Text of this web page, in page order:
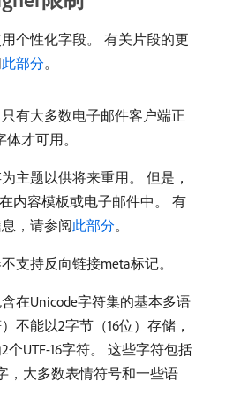
个性化字段。 有关片段的更
此部分。
有大多数电子邮件客户端正
才可用。
主题以供将来重用。 但是，
内容模板或电子邮件中。 有
，请参阅此部分。
支持反向链接meta标记。
在Unicode字符集的基本多语
不能以2字节（16位）存储，
个UTF-16字符。 这些字符包括
，大多数表情符号和一些语